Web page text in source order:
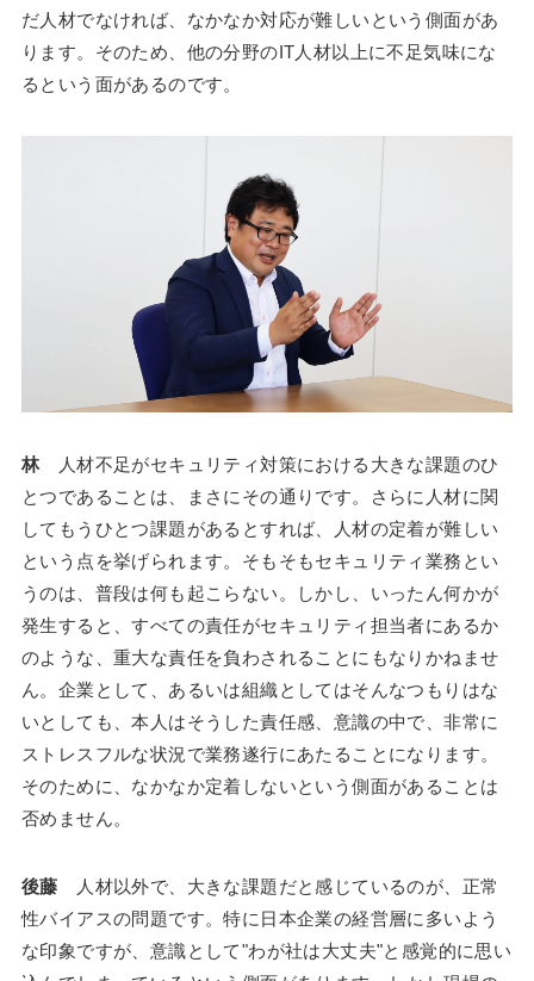
だ人材でなければ、なかなか対応が難しいという側面があ
ります。そのため、他の分野のIT人材以上に不足気味にな
るという面があるのです。
林人材不足がセキュリティ対策における大きな課題のひ
とつであることは、まさにその通りです。さらに人材に関
してもうひとつ課題があるとすれば、人材の定着が難しい
という点を挙げられます。そもそもセキュリティ業務とい
うのは、普段は何も起こらない。しかし、いったん何かが
発生すると、すべての責任がセキュリティ担当者にあるか
のような、重大な責任を負わされることにもなりかねませ
ん。企業として、あるいは組織としてはそんなつもりはな
いとしても、本人はそうした責任感、意識の中で、非常に
ストレスフルな状況で業務遂行にあたることになります。
そのために、なかなか定着しないという側面があることは
否めません。
後藤 人材以外で、大きな課題だと感じているのが、正常
性バイアスの問題です。特に日本企業の経営層に多いよう
な印象ですが、意識として"わが社は大丈夫"と感覚的に思い